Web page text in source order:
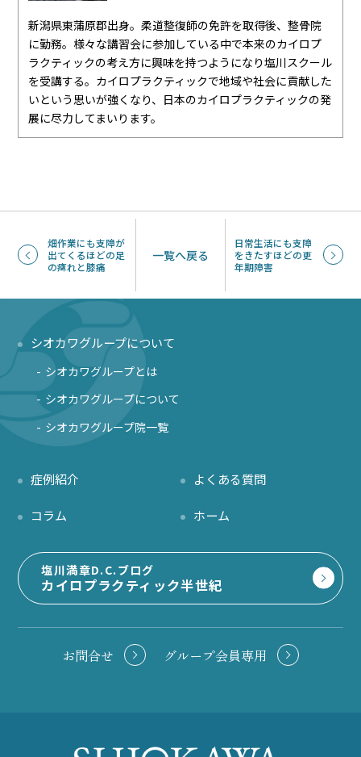
新潟県東蒲原郡出身。柔道整復師の免許を取得後、整骨院
に勤務。様々な講習会に参加している中で本来のカイロプ
ラクティックの考え方に興味を持つようになり塩川スクール
を受講する。カイロプラクティックで地域や社会に貢献した
いという思いが強くなり、日本のカイロプラクティックの発
展に尽力してまいります。
畑作業にも支障が
出てくるほどの足
の痺れと膝痛
一覧へ戻る
日常生活にも支障
をきたすほどの更
年期障害
シオカワグループについて
シオカワグループとは
シオカワグループについて
シオカワグループ院一覧
症例紹介 よくある質問
コラム ホーム
塩川満章D.C.ブログ
カイロプラクティック半世紀
お問合せ グループ会員専用